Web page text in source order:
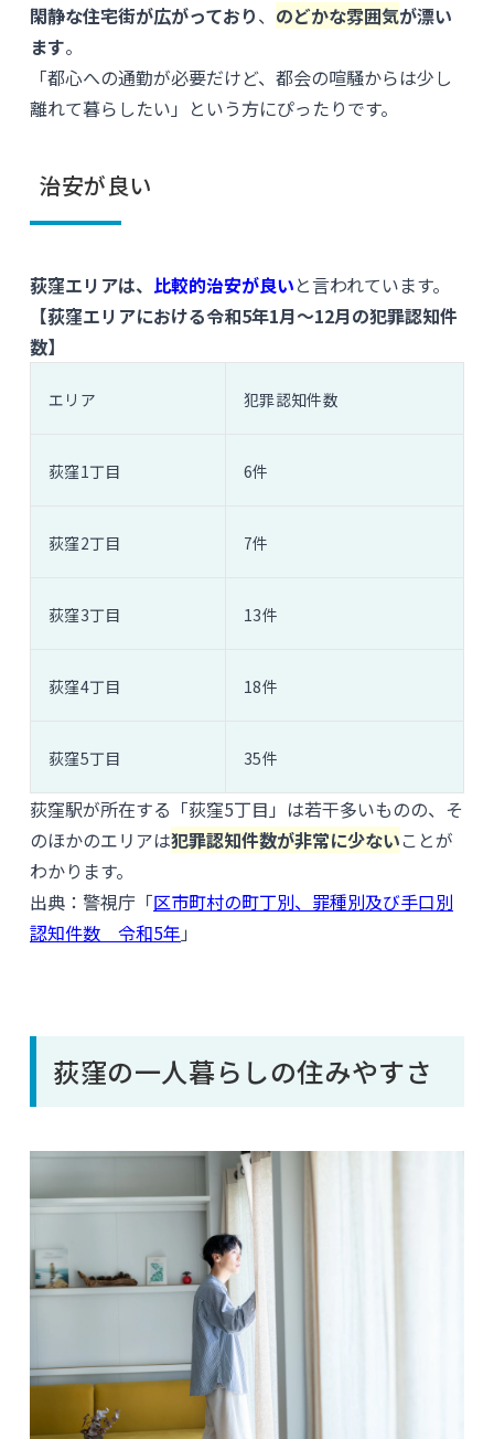
閑静な住宅街が広がっており、 のどかな雰囲気が漂い
ます。
「都心への通勤が必要だけど、都会の喧騒からは少し
離れて暮らしたい」という方にぴったりです。
治安が良い
荻窪エリアは、 比較的治安が良いと言われています。
【荻窪エリアにおける令和5年1月〜12月の犯罪認知件
数】
エリア 犯罪認知件数
荻窪1丁目 6件
荻窪2丁目 7件
荻窪3丁目 13件
荻窪4丁目 18件
荻窪5丁目 35件
荻窪駅が所在する「荻窪5丁目」は若干多いものの、そ
のほかのエリアは犯罪認知件数が非常に少ないことが
わかります。
出典：警視庁「区市町村の町丁別、罪種別及び手口別
認知件数 令和5年 」
荻窪の一人暮らしの住みやすさ